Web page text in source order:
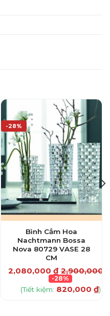
-28%
Bình Cắm Hoa
Nachtmann Bossa
Nova 80729 VASE 28
CM
2,080,000 ₫ 2,900,000
-28%
(Tiết kiệm: 820,000 ₫)